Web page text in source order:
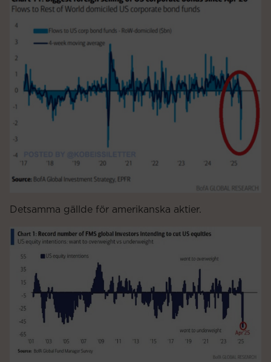
Detsamma gällde för amerikanska aktier.